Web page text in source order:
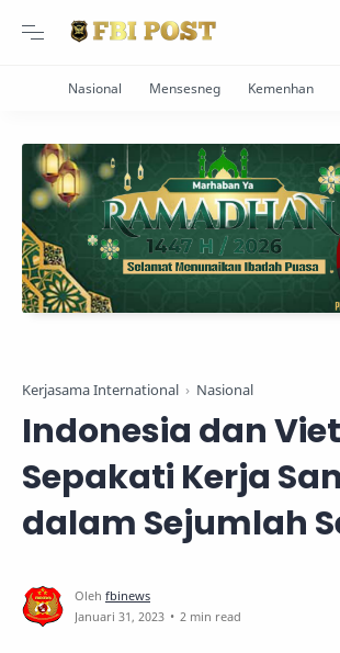
Kerjasama International Nasional
Indonesia dan
Sepakati Kerja
dalam Sejumlah
2 min read